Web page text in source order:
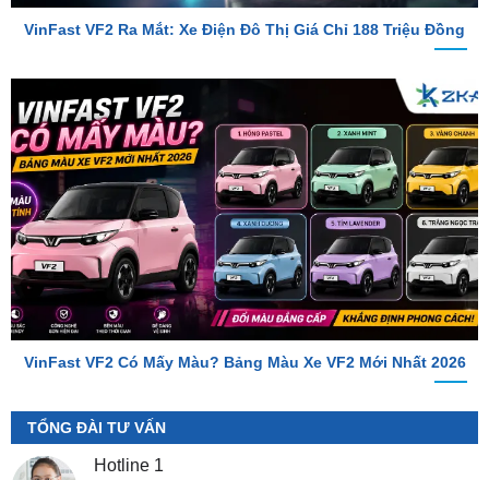
VinFast VF2 Có Mấy Màu? Bảng Màu Xe VF2 Mới Nhất 2026
TỔNG ĐÀI TƯ VẤN
Hotline 1
0987.801.029